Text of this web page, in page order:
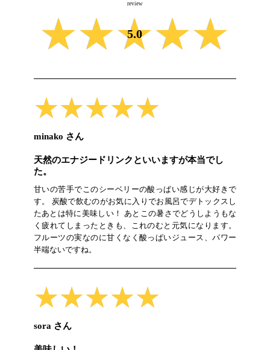
review
★★★★★
★★★★★
5.0
★★★★★
★★★★★
minako さん
天然のエナジードリンクといいますが本当でし
た。
甘いの苦手でこのシーベリーの酸っぱい感じが大好きで
す。 炭酸で飲むのがお気に入りでお風呂でデトックスし
たあとは特に美味しい！ あとこの暑さでどうしようもな
く疲れてしまったときも、これのむと元気になります。
フルーツの実なのに甘くなく酸っぱいジュース、パワー
半端ないですね。
★★★★★
★★★★★
sora さん